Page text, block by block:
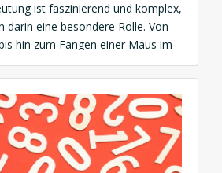
ist faszinierend und komplex,
darin eine besondere Rolle. Von
hin zum Fangen einer Maus im
dahinter kann tiefer sein, als
Maus: Kleine Wesen,